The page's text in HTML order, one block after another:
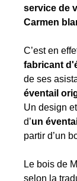
service de
Carmen
C’est en
fabricant
de ses
éventail
Un design
d’un
partir d’un
Le bois de
selon la